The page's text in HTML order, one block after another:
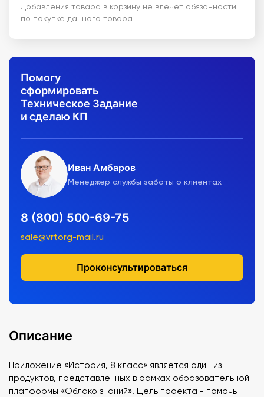
Добавления товара в корзину не влечет обязанности
по покупке данного товара
Помогу
сформировать
Техническое Задание
и сделаю КП
Иван Амбаров
Менеджер службы заботы о клиентах
8 (800) 500-69-75
sale@vrtorg-mail.ru
Проконсультироваться
Описание
Приложение «История, 8 класс» является один из
продуктов, представленных в рамках образовательной
платформы «Облако знаний». Цель проекта - помочь